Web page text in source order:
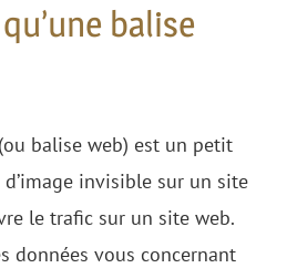
balise
balise web) est un petit
invisible sur un site
le trafic sur un site web.
données vous concernant